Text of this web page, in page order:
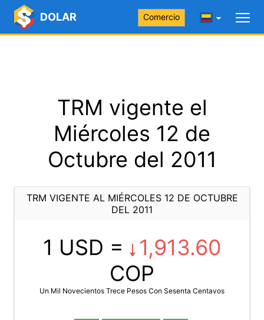
DOLAR Comercio
TRM vigente el
Miércoles 12 de
Octubre del 2011
TRM VIGENTE AL MIÉRCOLES 12 DE OCTUBRE
DEL 2011
1 USD =
1,913.60
COP
Un Mil Novecientos Trece Pesos Con Sesenta Centavos